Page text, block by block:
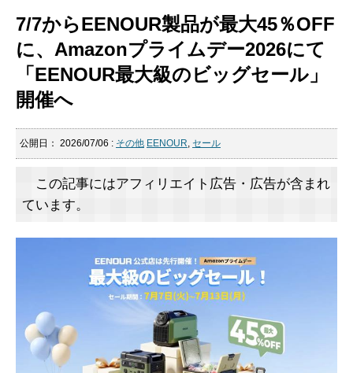
7/7からEENOUR製品が最大45％OFF
に、Amazonプライムデー2026にて
「EENOUR最大級のビッグセール」
開催へ
公開日： 2026/07/06 : その他 EENOUR, セール
この記事にはアフィリエイト広告・広告が含まれ
ています。